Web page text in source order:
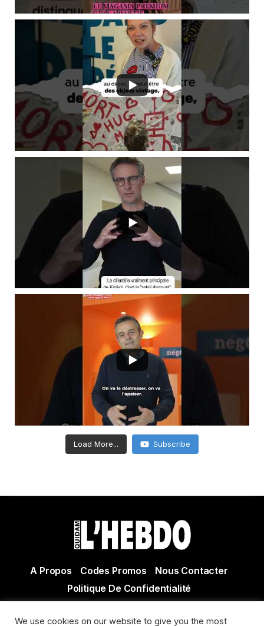
Load More... Subscribe
A Propos Codes Promos
Nous Contacter
Politique De Confidentialité
We use cookies on our website to give you the most